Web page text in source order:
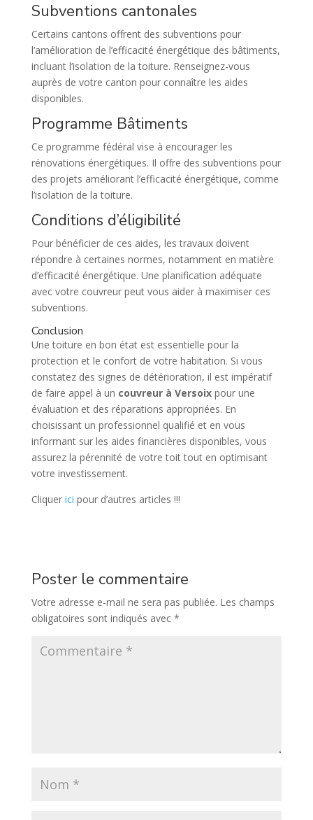
Subventions cantonales
Certains cantons offrent des subventions pour
l’amélioration de l’efficacité énergétique des bâtiments,
incluant l’isolation de la toiture. Renseignez-vous
auprès de votre canton pour connaître les aides
disponibles.
Programme Bâtiments
Ce programme fédéral vise à encourager les
rénovations énergétiques. Il offre des subventions pour
des projets améliorant l’efficacité énergétique, comme
l’isolation de la toiture.
Conditions d’éligibilité
Pour bénéficier de ces aides, les travaux doivent
répondre à certaines normes, notamment en matière
d’efficacité énergétique. Une planification adéquate
avec votre couvreur peut vous aider à maximiser ces
subventions.
Conclusion
Une toiture en bon état est essentielle pour la
protection et le confort de votre habitation. Si vous
constatez des signes de détérioration, il est impératif
de faire appel à un couvreur à Versoixpour une
évaluation et des réparations appropriées. En
choisissant un professionnel qualifié et en vous
informant sur les aides financières disponibles, vous
assurez la pérennité de votre toit tout en optimisant
votre investissement.
Cliquer ici pour d’autres articles !!!
Poster le commentaire
Votre adresse e-mail ne sera pas publiée. Les champs
obligatoires sont indiqués avec *